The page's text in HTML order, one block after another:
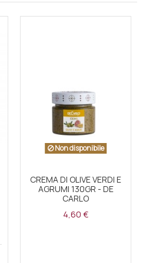
Non disponibile
CREMA DI OLIVE VERDI E
AGRUMI 130GR - DE
CARLO
4,60 €